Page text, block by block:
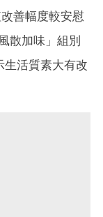
善幅度較安慰
散加味」組別
生活質素大有改